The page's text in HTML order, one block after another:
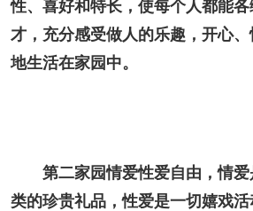
性、喜好和特长，使每个人都能
才，充分感受做人的乐趣，开心
地生活在家园中。
第二家园情爱性爱自由，情爱
类的珍贵礼品，性爱是一切嬉戏